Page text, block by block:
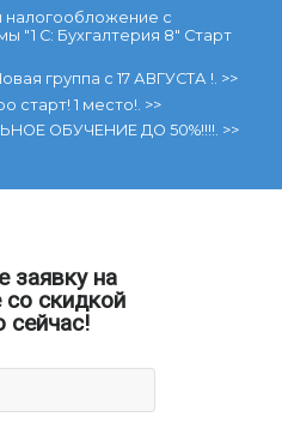
налогообложение с
"1 С: Бухгалтерия 8" Старт
группа с 17 АВГУСТА !. >>
старт! 1 место!. >>
ОБУЧЕНИЕ ДО 50%!!!!. >>
заявку на
со скидкой
сейчас!